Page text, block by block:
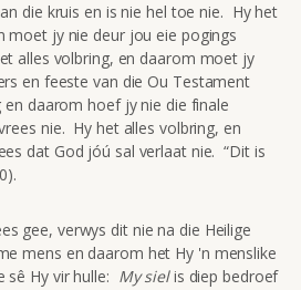
die kruis en is nie hel toe nie. Hy het
moet jy nie deur jou eie pogings
alles volbring, en daarom moet jy
en feeste van die Ou Testament
daarom hoef jy nie die finale
nie. Hy het alles volbring, en
dat God jóú sal verlaat nie. “Dit is
gee, verwys dit nie na die Heilige
mens en daarom het Hy 'n menslike
sê Hy vir hulle: My sielis diep bedroef